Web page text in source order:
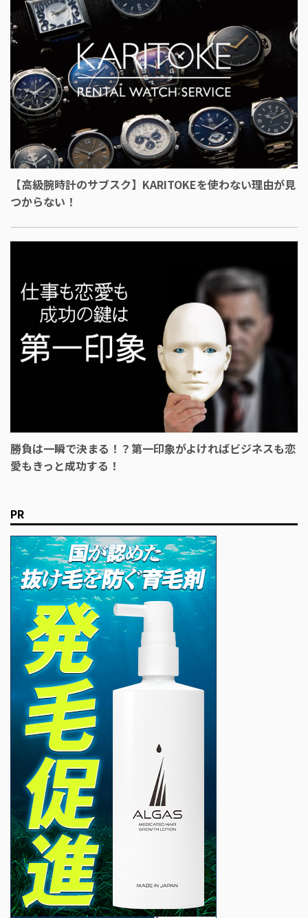
【高級腕時計のサブスク】KARITOKEを使わない理由が見
つからない！
勝負は一瞬で決まる！？第一印象がよければビジネスも恋
愛もきっと成功する！
PR